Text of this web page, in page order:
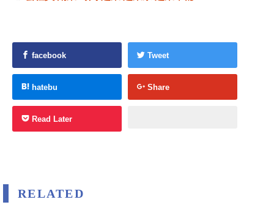
facebook Tweet
hatebu Share
Read Later
RELATED